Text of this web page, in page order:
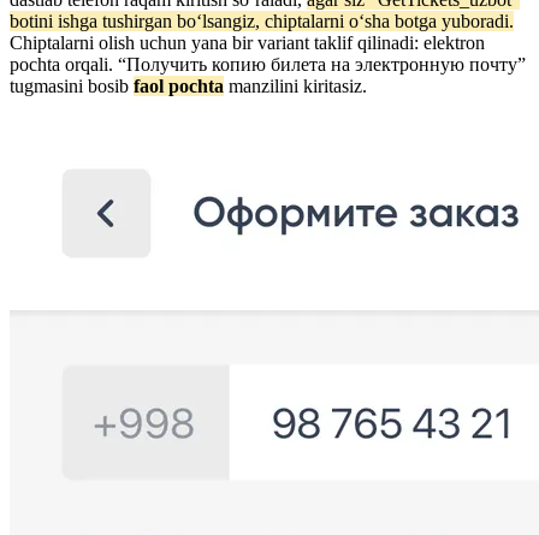
botini ishga tushirgan boʻlsangiz, chiptalarni oʻsha botga yuboradi.
Chiptalarni olish uchun yana bir variant taklif qilinadi: elektron
pochta orqali. “Получить копию билета на электронную почту”
tugmasini bosib faol pochta manzilini kiritasiz.